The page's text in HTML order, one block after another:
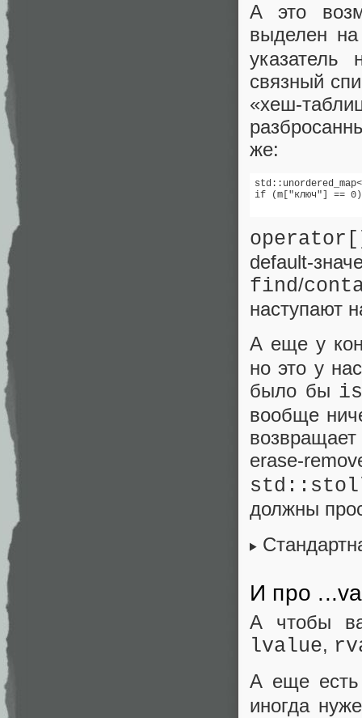
А это
выделен
связный
«хеш-
же:
if (m["ключ"] == 0)
default-
find/
наступают
А еще у
но это у
было бы
вообще
erase-
должны
И про
А чтобы
lvalue,
А еще
иногда